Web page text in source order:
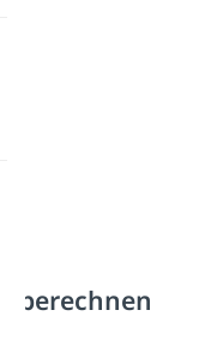
berechnen